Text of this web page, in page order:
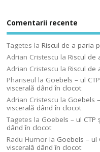
Comentarii recente
Tagetes laRiscul de a paria
Adrian Cristescu laRiscul de
Adrian Cristescu laRiscul de
Phariseul la Goebels – ul
viscerală dând în clocot
Adrian Cristescu la Goebels
viscerală dând în clocot
Tagetes la Goebels – ul
dând în clocot
Radu Humor la Goebels – ul
viscerală dând în clocot